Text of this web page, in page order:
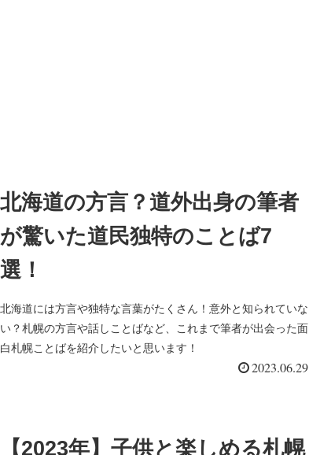
北海道の方言？道外出身の筆者
が驚いた道民独特のことば7
選！
北海道には方言や独特な言葉がたくさん！意外と知られていな
い？札幌の方言や話しことばなど、これまで筆者が出会った面
白札幌ことばを紹介したいと思います！
2023.06.29
【2023年】子供と楽しめる札幌